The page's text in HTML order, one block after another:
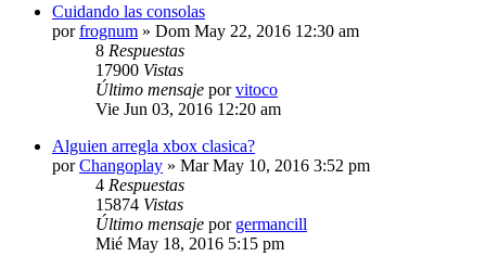
Cuidando las consolas
porfrognum » Dom May 22, 2016 12:30 am
8 Respuestas
17900 Vistas
Último mensaje porvitoco
Vie Jun 03, 2016 12:20 am
Alguien arregla xbox clasica?
porChangoplay » Mar May 10, 2016 3:52 pm
4 Respuestas
15874 Vistas
Último mensaje por germancill
Mié May 18, 2016 5:15 pm